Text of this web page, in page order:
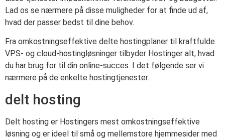
Lad os se nærmere på disse muligheder for at finde ud af,
hvad der passer bedst til dine behov.
Fra omkostningseffektive delte hostingplaner til kraftfulde
VPS- og cloud-hostingløsninger tilbyder Hostinger alt, hvad
du har brug for til din online-succes. I det følgende ser vi
nærmere på de enkelte hostingtjenester.
delt hosting
Delt hosting er Hostingers mest omkostningseffektive
løsning og er ideel til små og mellemstore hjemmesider med